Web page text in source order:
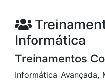
Informática
Treinamentos
Informática Avançada,